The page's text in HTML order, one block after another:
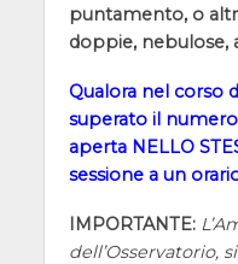
puntamento, o
doppie, nebulose,
Qualora nel corso
superato il numero
aperta NELLO
sessione a un
IMPORTANTE:
dell’Osservatorio,